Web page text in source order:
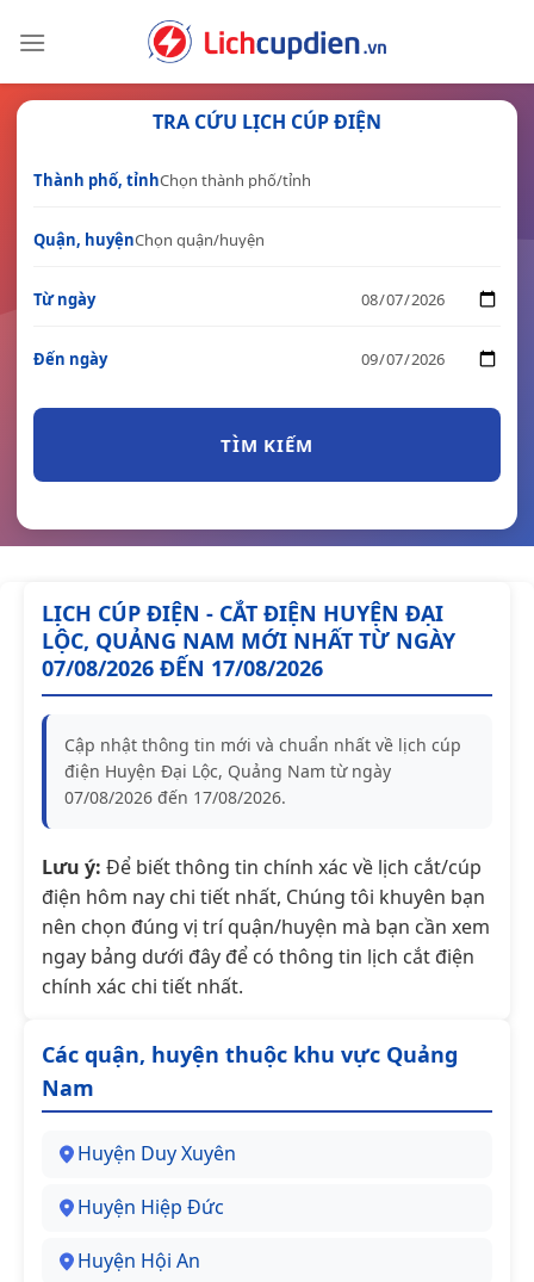
TRA CỨU LỊCH CÚP ĐIỆN
Thành phố, tỉnh
Quận, huyện
Từ ngày
Đến ngày
TÌM KIẾM
LỊCH CÚP ĐIỆN - CẮT ĐIỆN HUYỆN ĐẠI
LỘC, QUẢNG NAM MỚI NHẤT TỪ NGÀY
07/08/2026 ĐẾN 17/08/2026
Cập nhật thông tin mới và chuẩn nhất về lịch cúp
điện Huyện Đại Lộc, Quảng Nam từ ngày
07/08/2026 đến 17/08/2026.
Lưu ý: Để biết thông tin chính xác về lịch cắt/cúp
điện hôm nay chi tiết nhất, Chúng tôi khuyên bạn
nên chọn đúng vị trí quận/huyện mà bạn cần xem
ngay bảng dưới đây để có thông tin lịch cắt điện
chính xác chi tiết nhất.
Các quận, huyện thuộc khu vực Quảng
Nam
Huyện Duy Xuyên
Huyện Hiệp Đức
Huyện Hội An